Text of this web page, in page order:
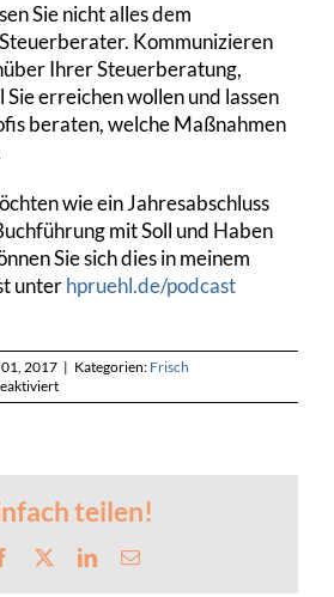
Sie nicht alles dem
Kommunizieren
Ihrer Steuerberatung,
erreichen wollen und lassen
beraten, welche Maßnahmen
wie ein Jahresabschluss
mit Soll und Haben
Sie sich dies in meinem
unterhpruehl.de/podcast
2017 | Kategorien: Frisch
für
Jahresabschluss
für
Entscheider!
teilen!
Facebook LinkedIn
E-